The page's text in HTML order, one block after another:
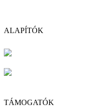
ALAPÍTÓK
TÁMOGATÓK